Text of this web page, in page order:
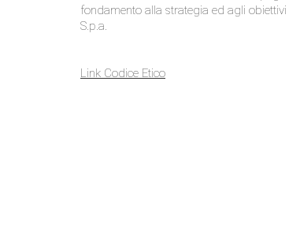
fondamento alla strategia ed agli
S.p.a.
Link Codice Etico